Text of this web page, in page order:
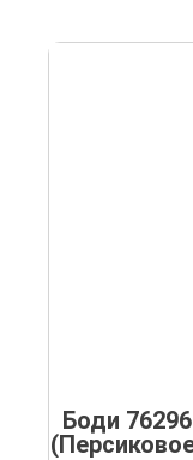
Боди